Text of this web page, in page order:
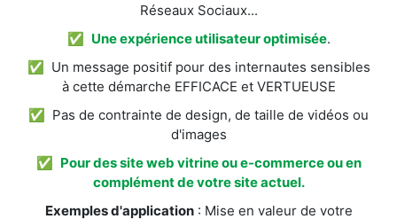
Réseaux Sociaux...
✅ Une expérience utilisateur optimisée.
✅ Un message positif pour des internautes sensibles
à cette démarche EFFICACE et VERTUEUSE
✅ Pas de contrainte de design, de taille de vidéos ou
d'images
✅ Pour des site web vitrine ou e-commerce ou en
complément de votre site actuel.
Exemples d'application: Mise en valeur de votre